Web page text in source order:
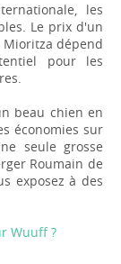
les
Le prix d'un
dépend
pour les
beau chien en
économies sur
seule grosse
Roumain de
exposez à des
Wuuff ?